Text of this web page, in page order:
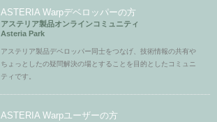
ASTERIA Warpデベロッパーの方
アステリア製品オンラインコミュニティ
Asteria Park
アステリア製品デベロッパー同士をつなげ、技術情報の共有や
ちょっとしたの疑問解決の場とすることを目的としたコミュニ
ティです。
ASTERIA Warpユーザーの方